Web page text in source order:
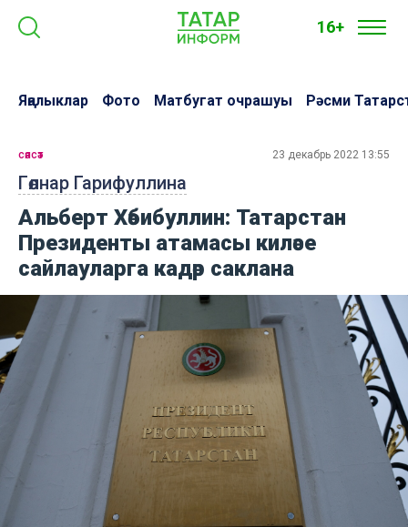
16+
Яңалыклар Фото Матбугат очрашуы Рәсми
Гөлнар Гарифуллина
сәясәт 23 декабрь 2022 13:55
Альберт Хәбибуллин: Татарстан
Президенты атамасы киләсе
сайлауларга кадәр саклана